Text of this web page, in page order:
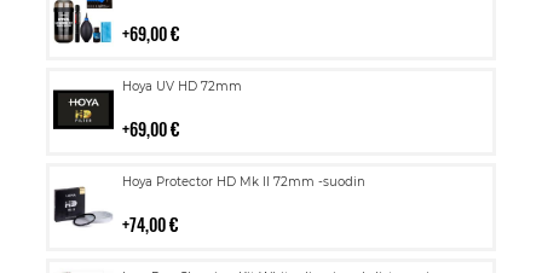
69,00 €
Hoya UV HD 72mm
69,00 €
Lisää
Hoya Protector HD Mk II 72mm -suodin
74,00 €
Lisää